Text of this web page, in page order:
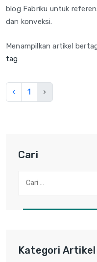
blog Fabriku untuk
dan konveksi.
Menampilkan artikel
tag
‹ 1 ›
Cari
Kategori Artikel